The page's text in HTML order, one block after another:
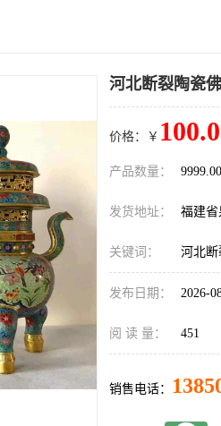
河北断裂陶瓷
价格：￥
产品数量：
发货地址： 福建
关键词： 河北
发布日期： 2026-
阅 读 量： 451
销售电话：